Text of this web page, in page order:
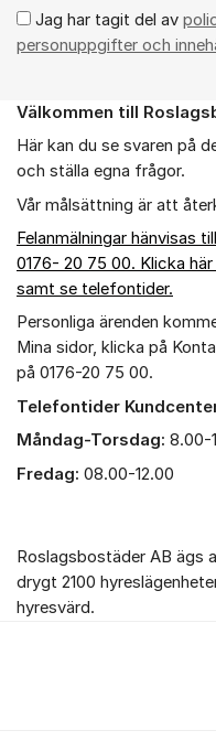
Jag har tagit del av
personuppgifter och
Om forumet
Välkommen till
Här kan du se svaren på
och ställa egna frågor.
Vår målsättning är att
Felanmälningar hänvisas
0176- 20 75 00. Klicka
samt se telefontider.
Personliga ärenden
Mina sidor, klicka på
på 0176-20 75 00.
Telefontider
Måndag-Torsdag: 8.00-
Fredag: 08.00-12.00
Roslagsbostäder AB ägs
drygt 2100
hyresvärd.